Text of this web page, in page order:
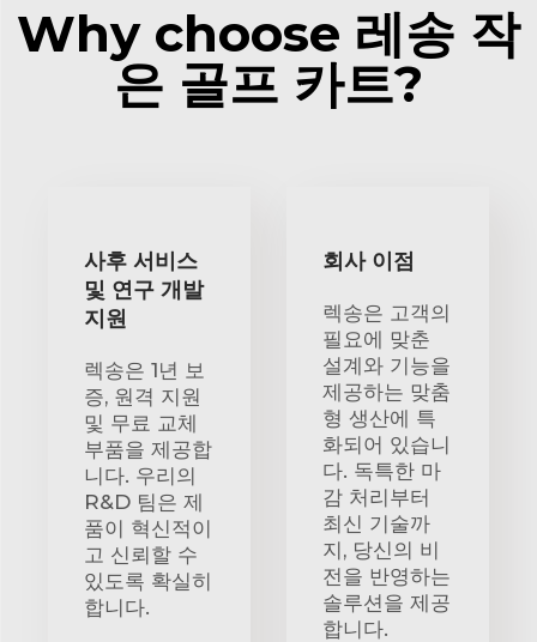
Why choose 레송 작
은 골프 카트?
사후 서비스
및 연구 개발
지원
렉송은 1년 보
증, 원격 지원
및 무료 교체
부품을 제공합
니다. 우리의
R&D 팀은 제
품이 혁신적이
고 신뢰할 수
있도록 확실히
합니다.
회사 이점
렉송은 고객의
필요에 맞춘
설계와 기능을
제공하는 맞춤
형 생산에 특
화되어 있습니
다. 독특한 마
감 처리부터
최신 기술까
지, 당신의 비
전을 반영하는
솔루션을 제공
합니다.